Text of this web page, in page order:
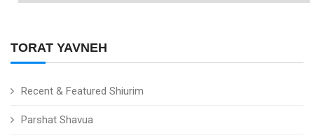
TORAT YAVNEH
Recent & Featured Shiurim
Parshat Shavua